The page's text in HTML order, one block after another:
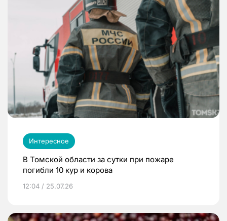
Интересное
В Томской области за сутки при пожаре
погибли 10 кур и корова
12:04 / 25.07.26